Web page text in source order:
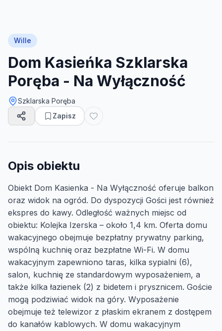
Wille
Dom Kasieńka Szklarska
Poręba - Na Wyłączność
Szklarska Poręba
Zapisz
Opis obiektu
Obiekt Dom Kasienka - Na Wyłączność oferuje balkon
oraz widok na ogród. Do dyspozycji Gości jest również
ekspres do kawy. Odległość ważnych miejsc od
obiektu: Kolejka Izerska – około 1,4 km. Oferta domu
wakacyjnego obejmuje bezpłatny prywatny parking,
wspólną kuchnię oraz bezpłatne Wi-Fi. W domu
wakacyjnym zapewniono taras, kilka sypialni (6),
salon, kuchnię ze standardowym wyposażeniem, a
także kilka łazienek (2) z bidetem i prysznicem. Goście
mogą podziwiać widok na góry. Wyposażenie
obejmuje też telewizor z płaskim ekranem z dostępem
do kanałów kablowych. W domu wakacyjnym